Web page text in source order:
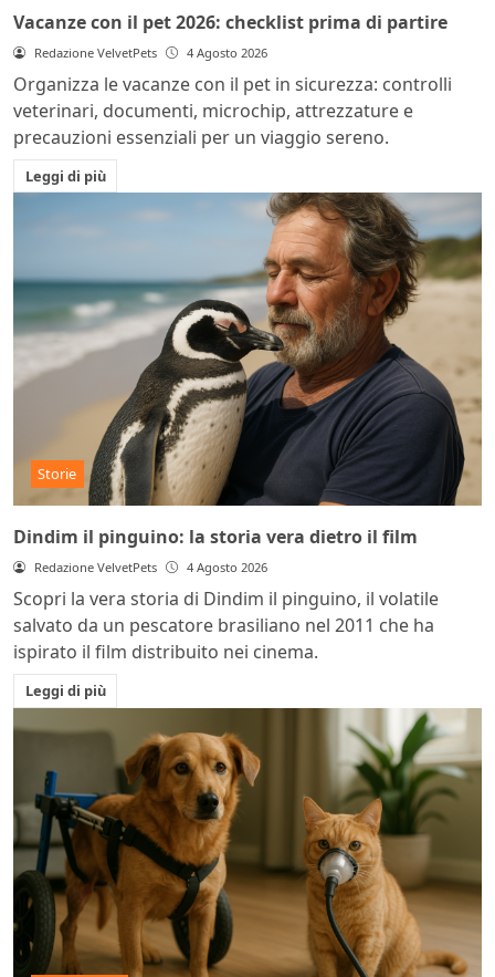
Vacanze con il pet 2026: checklist prima di partire
Redazione VelvetPets 4 Agosto 2026
Organizza le vacanze con il pet in sicurezza: controlli
veterinari, documenti, microchip, attrezzature e
precauzioni essenziali per un viaggio sereno.
Leggi di più
Storie
Dindim il pinguino: la storia vera dietro il film
Redazione VelvetPets 4 Agosto 2026
Scopri la vera storia di Dindim il pinguino, il volatile
salvato da un pescatore brasiliano nel 2011 che ha
ispirato il film distribuito nei cinema.
Leggi di più